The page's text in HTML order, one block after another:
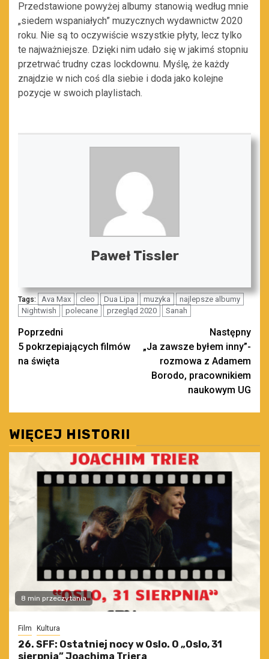
Przedstawione powyżej albumy stanowią według mnie
„siedem wspaniałych” muzycznych wydawnictw 2020
roku. Nie są to oczywiście wszystkie płyty, lecz tylko
te najważniejsze. Dzięki nim udało się w jakimś stopniu
przetrwać trudny czas lockdownu. Myślę, że każdy
znajdzie w nich coś dla siebie i doda jako kolejne
pozycje w swoich playlistach.
Paweł Tissler
Tags: Ava Max cleo Dua Lipa muzyka
najlepsze albumy
Nightwish
polecane przegląd 2020 Sanah
Zobacz
wpisy
Poprzedni
5 pokrzepiających filmów
na święta
Następny
„Ja zawsze byłem inny”-
rozmowa z Adamem
Borodo, pracownikiem
naukowym UG
WIĘCEJ HISTORII
8 min przeczytania
Film Kultura
26. SFF: Ostatniej nocy w Oslo. O „Oslo, 31
sierpnia” Joachima Triera